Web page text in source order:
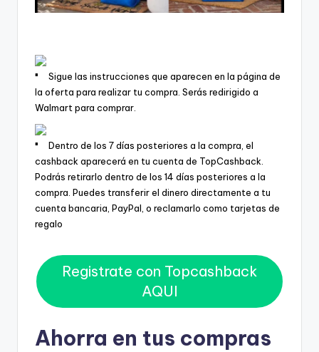
Sigue las instrucciones que aparecen en la página de
la oferta para realizar tu compra. Serás redirigido a
Walmart para comprar.
Dentro de los 7 días posteriores a la compra, el
cashback aparecerá en tu cuenta de TopCashback.
Podrás retirarlo dentro de los 14 días posteriores a la
compra. Puedes transferir el dinero directamente a tu
cuenta bancaria, PayPal, o reclamarlo como tarjetas de
regalo
Registrate con Topcashback
AQUI
Ahorra en tus compras